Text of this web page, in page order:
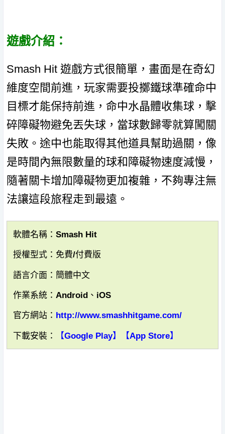
遊戲介紹：
Smash Hit 遊戲方式很簡單，畫面是在奇幻
維度空間前進，玩家需要投擲鐵球準確命中
目標才能保持前進，命中水晶體收集球，擊
碎障礙物避免丟失球，當球數歸零就算闖關
失敗。途中也能取得其他道具幫助過關，像
是時間內無限數量的球和障礙物速度減慢，
隨著關卡增加障礙物更加複雜，不夠專注無
法讓這段旅程走到最遠。
軟體名稱：Smash Hit
授權型式：免費/付費版
語言介面：簡體中文
作業系統：Android、iOS
官方網站： http://www.smashhitgame.com/
下載安裝： 【Google Play】 【App Store】